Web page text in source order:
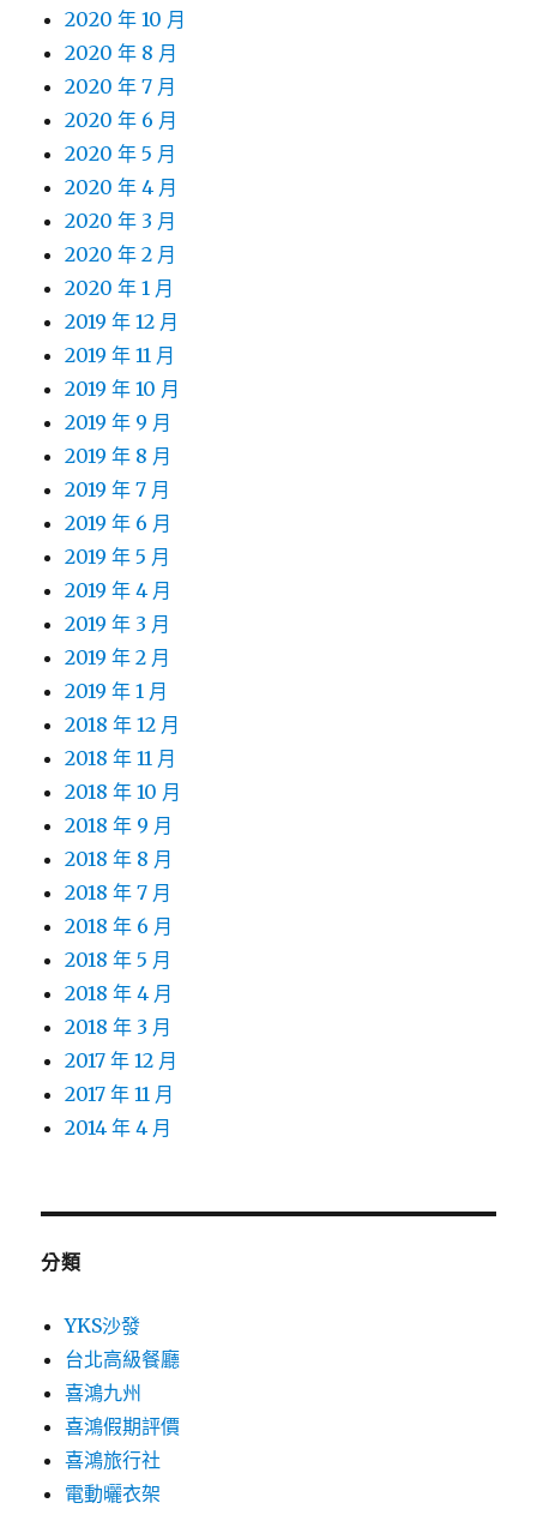
2020 年 10 月
2020 年 8 月
2020 年 7 月
2020 年 6 月
2020 年 5 月
2020 年 4 月
2020 年 3 月
2020 年 2 月
2020 年 1 月
2019 年 12 月
2019 年 11 月
2019 年 10 月
2019 年 9 月
2019 年 8 月
2019 年 7 月
2019 年 6 月
2019 年 5 月
2019 年 4 月
2019 年 3 月
2019 年 2 月
2019 年 1 月
2018 年 12 月
2018 年 11 月
2018 年 10 月
2018 年 9 月
2018 年 8 月
2018 年 7 月
2018 年 6 月
2018 年 5 月
2018 年 4 月
2018 年 3 月
2017 年 12 月
2017 年 11 月
2014 年 4 月
分類
YKS沙發
台北高級餐廳
喜鴻九州
喜鴻假期評價
喜鴻旅行社
電動曬衣架